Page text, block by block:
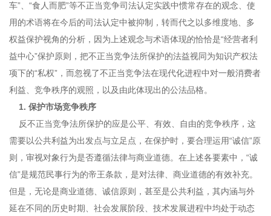
车”、“食人而肥”等不正当竞争司法认定实践中惯常存在的观念、使
用的术语将在今后的司法认定中被抑制，转而代之以多维度地、多
权益保护视角的分析，因为上述观念与术语体现的恰恰是“经营者利
益中心”保护原则，把不正当竞争法所保护的法益视同为知识产权法
项下的“私权”，而忽视了不正当竞争法在现代化进程中对一般消费者
利益、竞争秩序的观照，以及由此体现出的公法品格。
1. 保护市场竞争秩序
反不正当竞争法所保护的应是公平、有效、自由的竞争秩序，这
需要以公共利益为出发点与立足点，在保护时，要合理运用“诚信”原
则，审视对象行为是否遵循法律与商业道德。在上述各要素中，“诚
信”是规范民事行为的帝王条款，是对法律、商业道德的有效补充。
但是，无论是商业道德、诚信原则，甚至是公共利益，其内涵与外
延在不同的历史时期、社会发展阶段、技术发展进程中均处于动态